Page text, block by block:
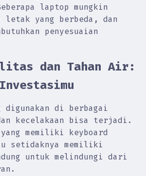
laptop mungkin
yang berbeda, dan
penyesuaian
dan Tahan Air:
digunakan di berbagai
kecelakaan bisa terjadi.
memiliki keyboard
setidaknya memiliki
untuk melindungi dari